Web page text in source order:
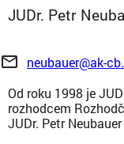
JUDr. Petr
mail_outline
neubauer@ak-
Od roku 1998 je
rozhodcem
JUDr. Petr